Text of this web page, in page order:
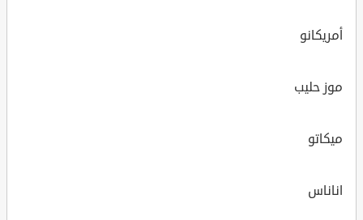
أمريكانو
موز حليب
ميكاتو
اناناس